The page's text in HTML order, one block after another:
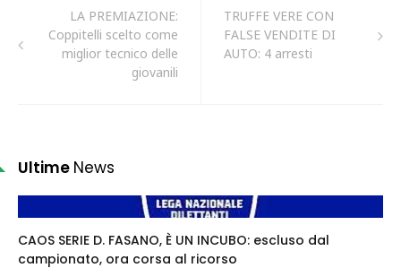
LA PREMIAZIONE:
Coppitelli scelto come
miglior tecnico delle
giovanili
TRUFFE VERE CON
FALSE VENDITE DI
AUTO: 4 arresti
Ultime News
CAOS SERIE D. FASANO, È UN INCUBO: escluso dal
campionato, ora corsa al ricorso